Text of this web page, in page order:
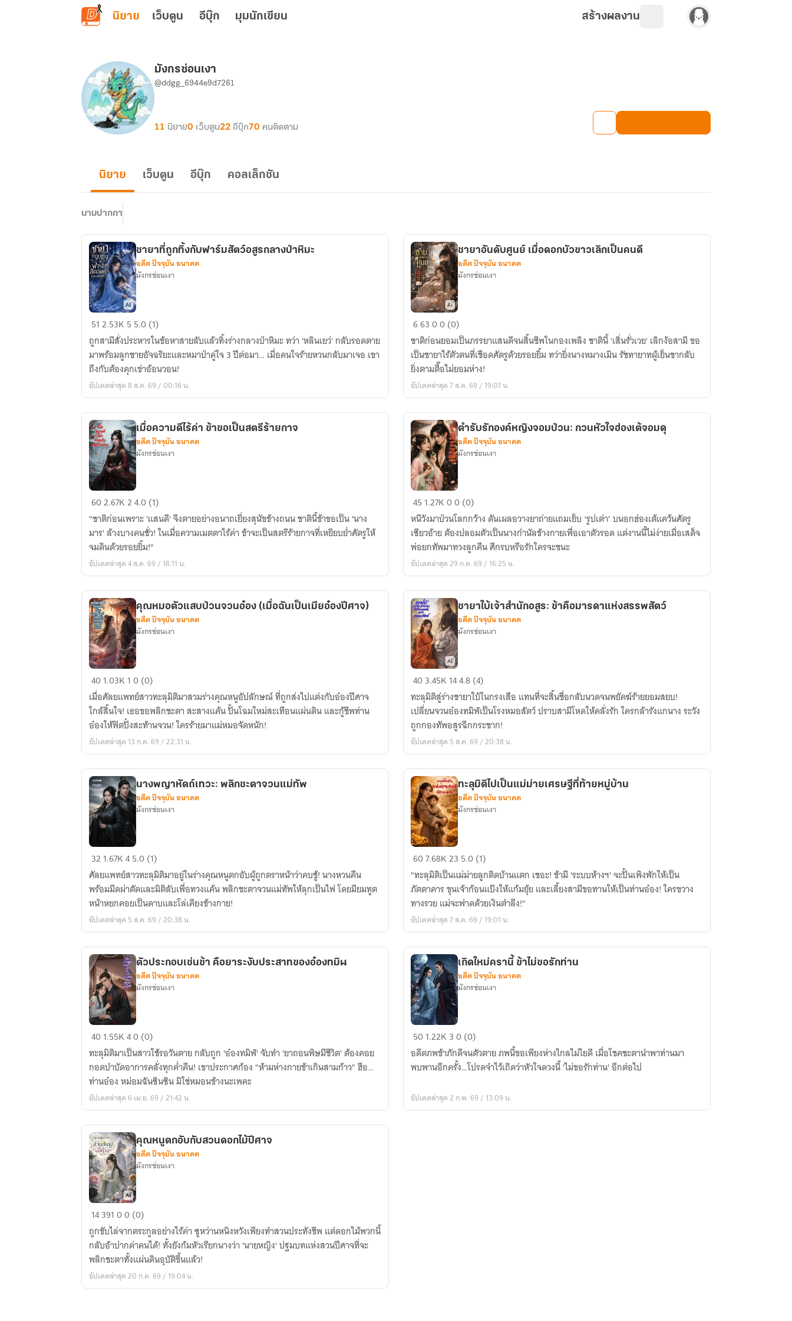
ข้ามไปยังเนื้อหาหลัก
นิยาย เว็บตูน อีบุ๊ก มุมนักเขียน สร้างผลงาน
มังกรซ่อนเงา
@ddgg_6944e9d7261
11 นิยาย0 เว็บตูน22 อีบุ๊ก70 คนติดตาม
นิยาย เว็บตูน อีบุ๊ก คอลเล็กชัน
นามปากกา
ชายา
ถูก
ทิ้ง
กับ
ฟาร์ม
อสูร
กลาง
ป่า
หิมะ
ชายาที่ถูกทิ้งกับฟาร์มสัตว์อสูรกลางป่าหิมะ
อดีต ปัจจุบัน อนาคต
มังกรซ่อนเงา
512.53K 5 5.0 (1)
ถูกสามีสั่งประหารในข้อหาสายลับแล้วทิ้งร่างกลางป่าหิมะ ทว่า 'หลินเยว่' กลับรอดตาย
มาพร้อมลูกชายอัจฉริยะและหมาป่าคู่ใจ 3 ปีต่อมา… เมื่อคนใจร้ายหวนกลับมาเจอ เขา
ถึงกับต้องคุกเข่าอ้อนวอน!
อัปเดตล่าสุด 8 ส.ค. 69 / 00:16 น.
ชายา
อันดับ
ศูนย์
เมื่อ
ดอกบัว
ขาว
เป็น
คนดี
ชายาอันดับศูนย์ เมื่อดอกบัวขาวเลิกเป็นคนดี
อดีต ปัจจุบัน อนาคต
มังกรซ่อนเงา
66300 (0)
ชาติก่อนยอมเป็นภรรยาแสนดีจนสิ้นชีพในกองเพลิง ชาตินี้ 'เสิ่นรั่วเวย' เลิกง้อสามี ขอ
เป็นชายาไร้ตัวตนที่เชือดศัตรูด้วยรอยยิ้ม ทว่ายิ่งนางหมางเมิน รัชทายาทผู้เย็นชากลับ
ยิ่งตามตื๊อไม่ยอมห่าง!
อัปเดตล่าสุด 7 ส.ค. 69 / 19:01 น.
เมื่อ
ความ
ดี
ไร้
ค่า
ข้า
เป็น
สตรี
ร้ายกาจ
เมื่อความดีไร้ค่า ข้าขอเป็นสตรีร้ายกาจ
อดีต ปัจจุบัน อนาคต
มังกรซ่อนเงา
602.67K24.0 (1)
"ชาติก่อนเพราะ 'แสนดี' จึงตายอย่างอนาถเยี่ยงสุนัขข้างถนน ชาตินี้ข้าขอเป็น 'นาง
มาร' ล้างบางคนชั่ว! ในเมื่อความเมตตาไร้ค่า ข้าจะเป็นสตรีร้ายกาจที่เหยียบย่ำศัตรูให้
จมดินด้วยรอยยิ้ม!"
อัปเดตล่าสุด 4 ส.ค. 69 / 18:11 น.
ตำรับ
รัก
องค์
หญิง
จอม
ป่วน:
หัวใจ
ฮ่องเต้
จอม
ดุ
ตำรับรักองค์หญิงจอมป่วน: กวนหัวใจฮ่องเต้จอมดุ
อดีต ปัจจุบัน อนาคต
มังกรซ่อนเงา
45 1.27K00 (0)
หนีวังมาป่วนโลกกว้าง ดันเผลอวางยาถ่ายแถมเย็บ ‘รูปเต่า’ บนอกฮ่องเต้แคว้นศัตรู
เซียวอ้าย ต้องปลอมตัวเป็นนางกำนัลข้างกายเพื่อเอาตัวรอด แต่งานนี้ไม่ง่ายเมื่อเสด็จ
พ่อยกทัพมาทวงลูกคืน ศึกรบหรือรักใครจะชนะ
อัปเดตล่าสุด 29 ก.ค. 69 / 16:25 น.
คุณ
หมอ
ตัว
แสบ
ป่วน
จวน
(เมื่อ
ฉัน
เป็น
เมีย
อ๋อง
ปีศาจ)
คุณหมอตัวแสบป่วนจวนอ๋อง (เมื่อฉันเป็นเมียอ๋องปีศาจ)
อดีต ปัจจุบัน อนาคต
มังกรซ่อนเงา
401.03K 10 (0)
เมื่อศัลยแพทย์สาวทะลุมิติมาสวมร่างคุณหนูอัปลักษณ์ ที่ถูกส่งไปแต่งกับอ๋องปีศาจ
ใกล้สิ้นใจ! เธอขอพลิกชะตา สะสางแค้น ปั้นโฉมใหม่สะเทือนแผ่นดิน และกู้ชีพท่าน
อ๋องให้ฟิตปั๋งสะท้านจวน! ใครร้ายมาแม่หมอจัดหนัก!
อัปเดตล่าสุด 13 ก.ค. 69 / 22:31 น.
ชายา
เจ้า
สำนัก
อสูร:
ข้า
มารดา
แห่ง
สรรพ
สัตว์
ชายาใบ้เจ้าสำนักอสูร: ข้าคือมารดาแห่งสรรพสัตว์
อดีต ปัจจุบัน อนาคต
มังกรซ่อนเงา
403.45K 144.8 (4)
ทะลุมิติสู่ร่างชายาใบ้ในกรงเสือ แทนที่จะสิ้นชื่อกลับนวดจนพยัคฆ์ร้ายยอมสยบ!
เปลี่ยนจวนอ๋องทมิฬเป็นโรงหมอสัตว์ ปราบสามีโหดให้คลั่งรัก ใครกล้ารังแกนาง ระวัง
ถูกกองทัพอสูรฉีกกระชาก!
อัปเดตล่าสุด 5 ส.ค. 69 / 20:38 น.
นางพญา
หัตถ์
เทวะ:
พลิก
ชะตา
จวน
นางพญาหัตถ์เทวะ: พลิกชะตาจวนแม่ทัพ
อดีต ปัจจุบัน อนาคต
มังกรซ่อนเงา
32 1.67K45.0 (1)
ศัลยแพทย์สาวทะลุมิติมาอยู่ในร่างคุณหนูตกอับผู้ถูกตราหน้าว่าคบชู้! นางหวนคืน
พร้อมมีดผ่าตัดและมิติลับเพื่อทวงแค้น พลิกชะตาจวนแม่ทัพให้ลุกเป็นไฟ โดยมียมทูต
หน้าหยกคอยเป็นดาบและโล่เคียงข้างกาย!
อัปเดตล่าสุด 5 ส.ค. 69 / 20:38 น.
ทะลุ
ไป
เป็น
แม่
ม่าย
ที่
ท้าย
หมู่บ้าน
ทะลุมิติไปเป็นแม่ม่ายเศรษฐีที่ท้ายหมู่บ้าน
อดีต ปัจจุบัน อนาคต
มังกรซ่อนเงา
607.68K23 5.0 (1)
"ทะลุมิติเป็นแม่ม่ายลูกติดบ้านแตก เชอะ! ข้ามี 'ระบบห้างฯ' จะปั้นเพิงพักให้เป็น
ภัตตาคาร ขุนเจ้าก้อนแป้งให้แก้มยุ้ย และเลี้ยงสามีขอทานให้เป็นท่านอ๋อง! ใครขวาง
ทางรวย แม่จะฟาดด้วยเงินตำลึง!"
อัปเดตล่าสุด 7 ส.ค. 69 / 19:01 น.
ตัวประกอบ
เช่น
ข้า
คือ
ยา
ระงับ
ของ
อ๋อง
ทมิฬ
ตัวประกอบเช่นข้า คือยาระงับประสาทของอ๋องทมิฬ
อดีต ปัจจุบัน อนาคต
มังกรซ่อนเงา
401.55K40 (0)
ทะลุมิติมาเป็นสาวใช้รอวันตาย กลับถูก 'อ๋องทมิฬ' จับทำ 'ยาถอนพิษมีชีวิต' ต้องคอย
กอดบำบัดอาการคลั่งทุกค่ำคืน! เขาประกาศก้อง "ห้ามห่างกายข้าเกินสามก้าว" ฮือ…
ท่านอ๋อง หม่อมฉันซินซิน มิใช่หมอนข้างนะเพคะ
อัปเดตล่าสุด 6 เม.ย. 69 / 21:42 น.
เกิด
ใหม่
ครา
นี้
ไม่
เกิดใหม่ครานี้ ข้าไม่ขอรักท่าน
อดีต ปัจจุบัน อนาคต
มังกรซ่อนเงา
501.22K 30 (0)
อดีตภพข้าภักดีจนตัวตาย ภพนี้ขอเพียงห่างไกลไม่ไยดี เมื่อโชคชะตานำพาท่านมา
พบพานอีกครั้ง…โปรดจำไว้เถิดว่าหัวใจดวงนี้ 'ไม่ขอรักท่าน' อีกต่อไป
อัปเดตล่าสุด 2 ก.พ. 69 / 13:09 น.
คุณ
หนู
ตกอับ
กับ
สวน
ดอกไม้
คุณหนูตกอับกับสวนดอกไม้ปีศาจ
อดีต ปัจจุบัน อนาคต
มังกรซ่อนเงา
1439100 (0)
ถูกขับไล่จากตระกูลอย่างไร้ค่า ซูหว่านหนิงหวังเพียงทำสวนประทังชีพ แต่ดอกไม้พวกนี้
กลับอ้าปากด่าคนได้! ทั้งยังก้มหัวเรียกนางว่า 'นายหญิง' ปฐมบทแห่งสวนปีศาจที่จะ
พลิกชะตาทั้งแผ่นดินอุบัติขึ้นแล้ว!
อัปเดตล่าสุด 20 ก.ค. 69 / 19:04 น.